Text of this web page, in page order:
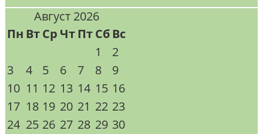
Август 2026
Пн ВтСр ЧтПтСбВс
1
2
3
4 5 6 7 8
9
10 11 12 13 14 15 16
17 18 19 20 21 22 23
24 25 26 27 28 29 30